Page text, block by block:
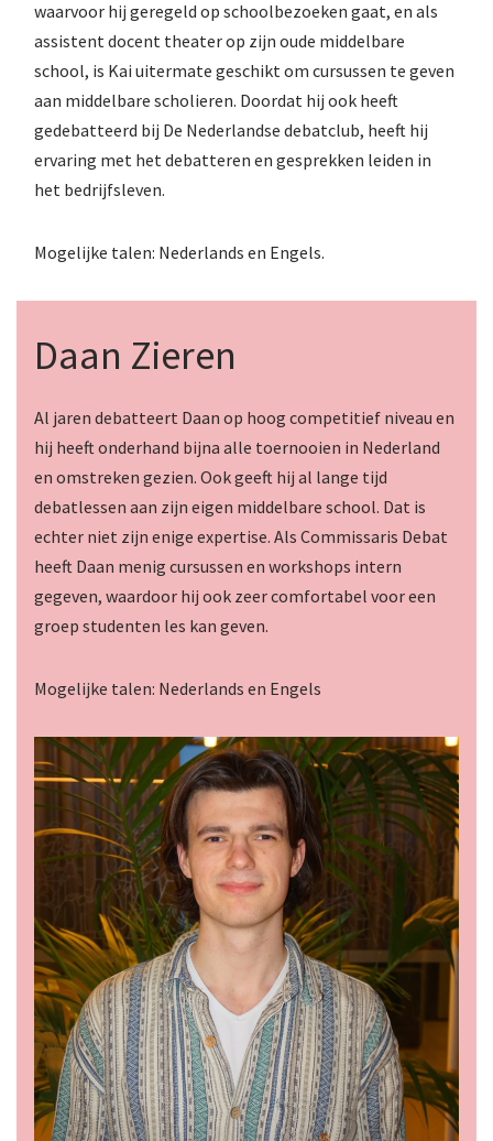
waarvoor hij geregeld op schoolbezoeken gaat, en als
assistent docent theater op zijn oude middelbare
school, is Kai uitermate geschikt om cursussen te geven
aan middelbare scholieren. Doordat hij ook heeft
gedebatteerd bij De Nederlandse debatclub, heeft hij
ervaring met het debatteren en gesprekken leiden in
het bedrijfsleven.
Mogelijke talen: Nederlands en Engels.
Daan Zieren
Al jaren debatteert Daan op hoog competitief niveau en
hij heeft onderhand bijna alle toernooien in Nederland
en omstreken gezien. Ook geeft hij al lange tijd
debatlessen aan zijn eigen middelbare school. Dat is
echter niet zijn enige expertise. Als Commissaris Debat
heeft Daan menig cursussen en workshops intern
gegeven, waardoor hij ook zeer comfortabel voor een
groep studenten les kan geven.
Mogelijke talen: Nederlands en Engels